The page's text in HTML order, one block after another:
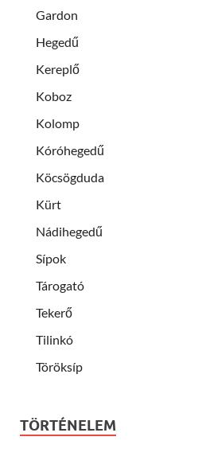
Gardon
Hegedű
Kereplő
Koboz
Kolomp
Kóróhegedű
Köcsögduda
Kürt
Nádihegedű
Sípok
Tárogató
Tekerő
Tilinkó
Töröksíp
TÖRTÉNELEM